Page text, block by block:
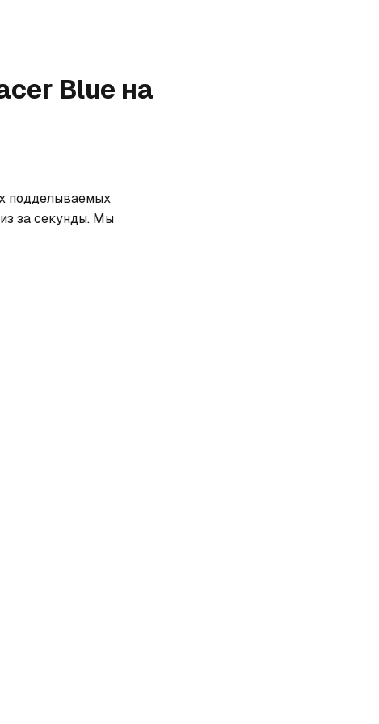
Blue на
подделываемых
за секунды. Мы